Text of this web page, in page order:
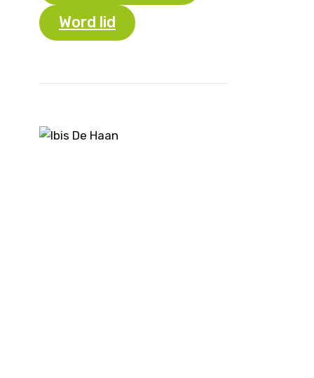
Word lid